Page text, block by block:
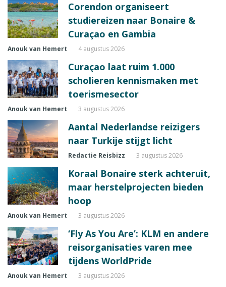
Corendon organiseert
studiereizen naar Bonaire &
Curaçao en Gambia
Anouk van Hemert 4 augustus 2026
Curaçao laat ruim 1.000
scholieren kennismaken met
toerismesector
Anouk van Hemert 3 augustus 2026
Aantal Nederlandse reizigers
naar Turkije stijgt licht
Redactie Reisbizz 3 augustus 2026
Koraal Bonaire sterk achteruit,
maar herstelprojecten bieden
hoop
Anouk van Hemert 3 augustus 2026
‘Fly As You Are’: KLM en andere
reisorganisaties varen mee
tijdens WorldPride
Anouk van Hemert 3 augustus 2026